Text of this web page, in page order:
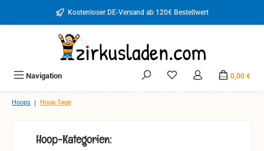
Zum Hauptinhalt springenKostenloser DE-Versand ab 120€ Bestellwert
Navigation Du hast 0 Produkte auf
0,00 €
Hoops | Hoop Tape
Hoop-Kategorien: